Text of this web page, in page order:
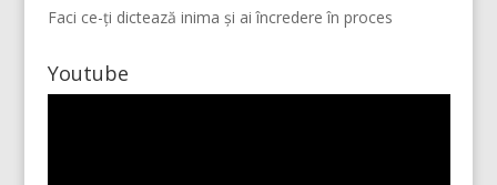
Faci ce-ți dictează inima și ai încredere în proces
Youtube